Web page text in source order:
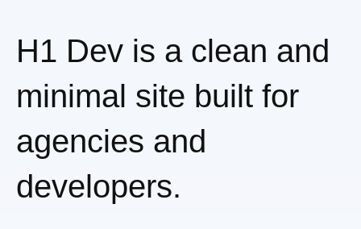
H1 Dev is a clean and
minimal site built for
agencies and
developers.